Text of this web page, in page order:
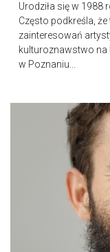
Urodziła się w 1988
Często podkreśla, że
zainteresowań
kulturoznawstwo na
w Poznaniu...